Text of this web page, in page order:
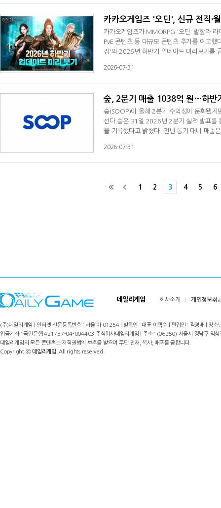
카카오게임즈 '오딘', 신규 전직·
카카오게임즈가 MMORPG '오딘: 발할라 라
PvE 콘텐츠 등 대규모 콘텐츠 추가를 예고
징'의 2026년 하반기 업데이트 미리보기를
신규 시스템도 도입해 캐릭터 육성의 재미
2026-07-31
숲, 2분기 매출 1038억 원…하반
숲(SOOP)이 올해 2분기 수익성이 둔화됐지
선다.숲은 31일 2026년 2분기 실적 발표를
을 기록했다고 밝혔다. 전년 동기 대비 매
0.1% 증가한 741억 원으로 소폭 반등했다. '
2026-07-31
1 2 3 4 5 6
데일리게임 회사소개 개인정보취
(주)데일리게임 | 인터넷 신문등록번호 : 서울 아 01254 | 발행인 : 대표 이택수 | 편집인 : 곽경배 |
입금계좌 : 국민은행 421737-04-004403 주식회사데일리게임 | 주소 : (06250) 서울시 강남구
데일리게임의 모든 콘텐츠는 저작권법의 보호를 받으며 무단 전재, 복사, 배포를 금합니다.
Copyright ⓒ데일리게임 . All rights reserved.